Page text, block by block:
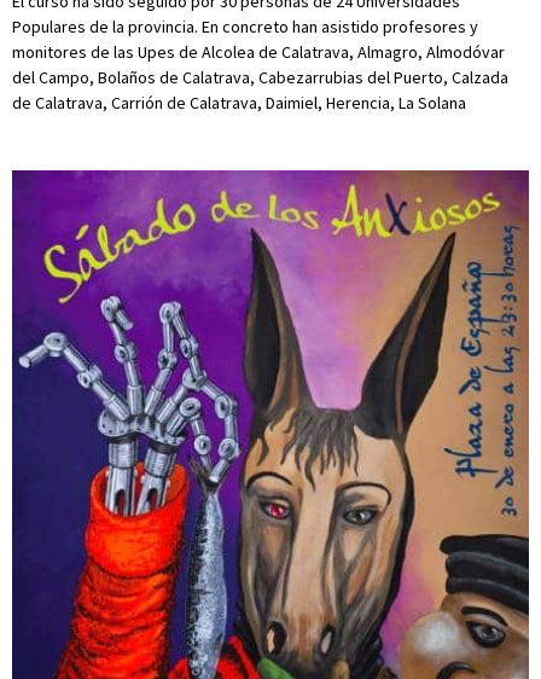
Populares de la provincia. En concreto han asistido profesores y
monitores de las Upes de Alcolea de Calatrava, Almagro, Almodóvar
del Campo, Bolaños de Calatrava, Cabezarrubias del Puerto, Calzada
de Calatrava, Carrión de Calatrava, Daimiel, Herencia, La Solana